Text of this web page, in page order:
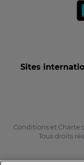
Sites
Conditions et Charte
Tous droits